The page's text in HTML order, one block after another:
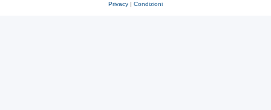
Privacy | Condizioni